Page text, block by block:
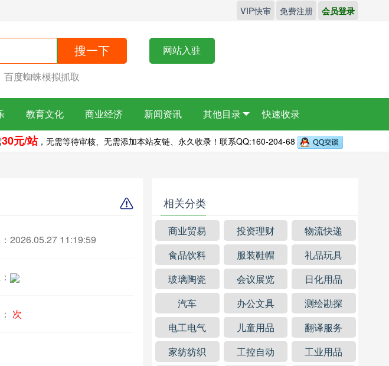
VIP快审 免费注册 会员登录
搜一下 网站入驻
百度蜘蛛模拟抓取
教育文化 商业经济 新闻资讯 其他目录 快速收录
30元/站，无需等待审核、无需添加本站友链、永久收录！联系QQ:160-204-68
2026.05.27 11:19:59
次
相关分类
商业贸易 投资理财
物流快递
食品饮料
服装鞋帽
礼品玩具
玻璃陶瓷
会议展览
日化用品
汽车
办公文具
测绘勘探
电工电气
儿童用品
翻译服务
家纺纺织
工控自动
工业用品